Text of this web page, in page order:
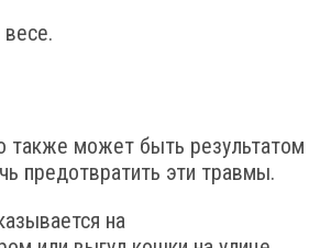
также может быть результатом
предотвратить эти травмы.
на